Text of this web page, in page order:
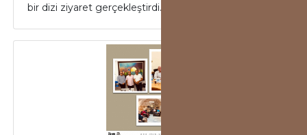
bir dizi ziyaret gerçekleştirdi. İL...